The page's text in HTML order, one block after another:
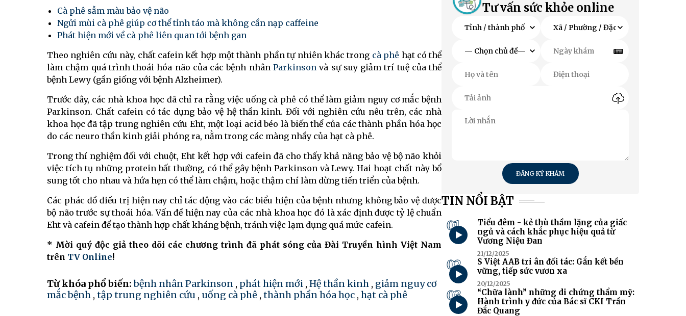
Cà phê sẫm màu bảo vệ não
Ngửi mùi cà phê giúp cơ thể tỉnh táo mà không cần nạp caffeine
Phát hiện mới về cà phê liên quan tới bệnh gan
Theo nghiên cứu này, chất cafein kết hợp một thành phần tự nhiên khác trong cà phê hạt có thể
làm chậm quá trình thoái hóa não của các bệnh nhânParkinson và sự suy giảm trí tuệ của thể
bệnh Lewy (gần giống với bệnh Alzheimer).
Trước đây, các nhà khoa học đã chỉ ra rằng việc uống cà phê có thể làm giảm nguy cơ mắc bệnh
Parkinson. Chất cafein có tác dụng bảo vệ hệ thần kinh. Đối với nghiên cứu nêu trên, các nhà
khoa học đã tập trung nghiên cứu Eht, một loại acid béo là biến thể của các thành phần hóa học
do các neuro thần kinh giải phóng ra, nằm trong các màng nhầy của hạt cà phê.
Trong thí nghiệm đối với chuột, Eht kết hợp với cafein đã cho thấy khả năng bảo vệ bộ não khỏi
việc tích tụ những protein bất thường, có thể gây bệnh Parkinson và Lewy. Hai hoạt chất này bổ
sung tốt cho nhau và hứa hẹn có thể làm chậm, hoặc thậm chí làm dừng tiến triển của bệnh.
Các phác đồ điều trị hiện nay chỉ tác động vào các biểu hiện của bệnh nhưng không bảo vệ được
bộ não trước sự thoái hóa. Vấn đề hiện nay của các nhà khoa học đó là xác định được tỷ lệ chuẩn
Eht và cafein để tạo thành hợp chất kháng bệnh, tránh việc lạm dụng quá mức cafein.
* Mời quý độc giả theo dõi các chương trình đã phát sóng của Đài Truyền hình Việt Nam
trên TV Online!
Từ khóa phổ biến:bệnh nhân Parkinson , phát hiện mới , Hệ thần kinh , giảm nguy cơ
mắc bệnh , tập trung nghiên cứu , uống cà phê , thành phần hóa học , hạt cà phê
Tư vấn sức khỏe online
ĐĂNG KÝ KHÁM
TIN NỔI BẬT
01
Tiểu đêm - kẻ thù thầm lặng của giấc
ngủ và cách khắc phục hiệu quả từ
Vương Niệu Đan
21/12/2025
02
S Việt AAB tri ân đối tác: Gắn kết bền
vững, tiếp sức vươn xa
20/12/2025
03
“Chữa lành” những di chứng thẩm mỹ:
Hành trình y đức của Bác sĩ CKI Trần
Đắc Quang